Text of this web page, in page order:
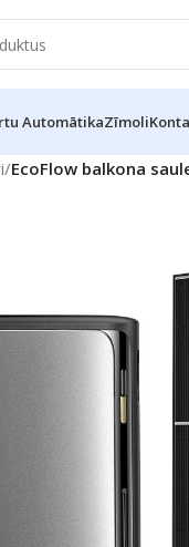
AutomātikaZīmoli
/EcoFlow balkona